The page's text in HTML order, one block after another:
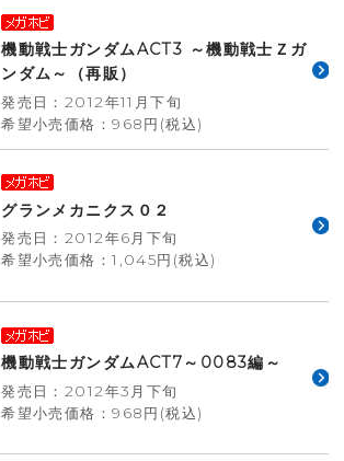
機動戦士ガンダムACT3 ～機動戦士Ｚガ
ンダム～（再販）
発売日：2012年11月下旬
希望小売価格：968円(税込)
グランメカニクス０２
発売日：2012年6月下旬
希望小売価格：1,045円(税込)
機動戦士ガンダムACT7～0083編～
発売日：2012年3月下旬
希望小売価格：968円(税込)